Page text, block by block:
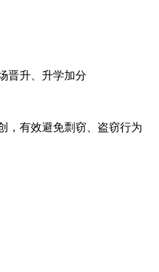
晋升、升学加分
，有效避免剽窃、盗窃行为